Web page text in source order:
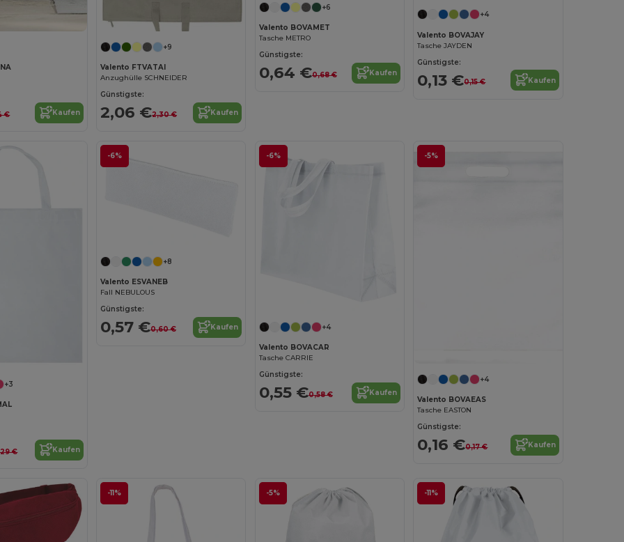
€ Kaufen
+9
Valento FTVATAI
Anzughülle SCHNEIDER
Günstigste:
2,06 €2,30 € Kaufen
+6
Valento BOVAMET
Tasche METRO
Günstigste:
0,64 €0,68 € Kaufen
+4
Valento BOVAJAY
Tasche JAYDEN
Günstigste:
0,13 €0,15 € Kaufen
+3
€ Kaufen
-6%
+8
Valento ESVANEB
Fall NEBULOUS
Günstigste:
0,57 €0,60 € Kaufen
-6%
+4
Valento BOVACAR
Tasche CARRIE
Günstigste:
0,55 €0,58 € Kaufen
-5%
+4
Valento BOVAEAS
Tasche EASTON
Günstigste:
0,16 €0,17 € Kaufen
-11% -5% -11%